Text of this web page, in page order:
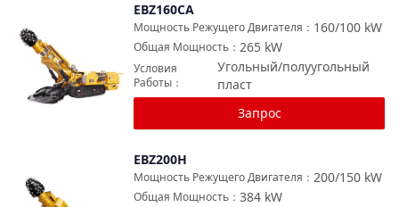
EBZ160CA
160/100 kW
Мощность Режущего Двигателя ：
265 kW
Общая Мощность ：
Угольный/полуугольный
пласт
Условия
Работы ：
Запрос
EBZ200H
200/150 kW
Мощность Режущего Двигателя ：
384 kW
Общая Мощность ：